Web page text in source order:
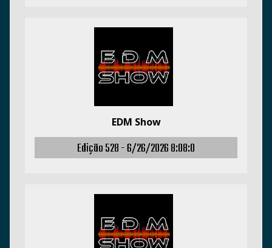
EDM Show
Edição 528 -6/26/2026 8:08:0